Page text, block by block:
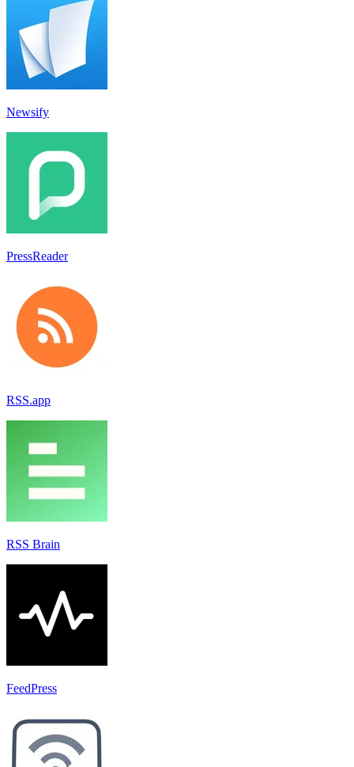
Newsify
PressReader
RSS.app
RSS Brain
FeedPress